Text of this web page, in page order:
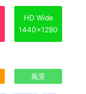
HD Wide
1440x1280
風景